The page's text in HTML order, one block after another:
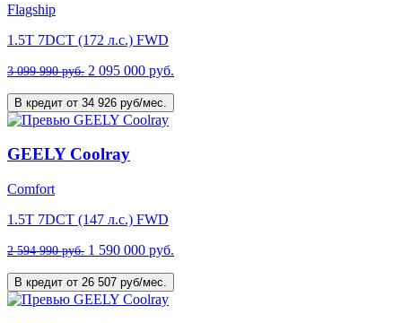
Flagship
1.5T 7DCT (172 л.с.) FWD
3 099 990 руб. 2 095 000 руб.
В кредит от 34 926 руб/мес.
GEELY Coolray
Comfort
1.5T 7DCT (147 л.с.) FWD
2 594 990 руб. 1 590 000 руб.
В кредит от 26 507 руб/мес.